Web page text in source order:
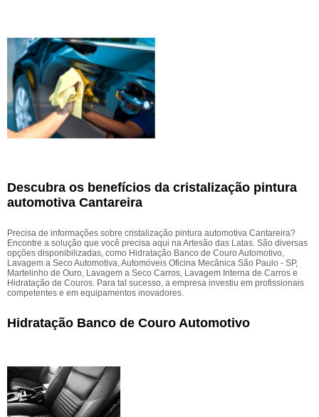
Descubra os benefícios da cristalização pintura
automotiva Cantareira
Precisa de informações sobre cristalização pintura automotiva Cantareira?
Encontre a solução que você precisa aqui na Artesão das Latas. São diversas
opções disponibilizadas, como Hidratação Banco de Couro Automotivo,
Lavagem a Seco Automotiva, Automóveis Oficina Mecânica São Paulo - SP,
Martelinho de Ouro, Lavagem a Seco Carros, Lavagem Interna de Carros e
Hidratação de Couros. Para tal sucesso, a empresa investiu em profissionais
competentes e em equipamentos inovadores.
Hidratação Banco de Couro Automotivo